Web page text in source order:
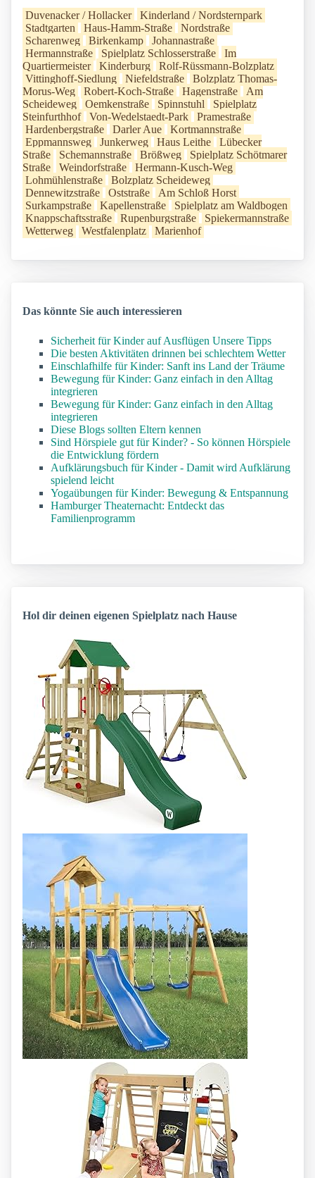
Duvenacker / Hollacker
Kinderland / Nordsternpark
Stadtgarten
Haus-Hamm-Straße
Nordstraße
Scharenweg
Birkenkamp
Johannastraße
Hermannstraße
Spielplatz Schlosserstraße
Im
Quartiermeister
Kinderburg
Rolf-Rüssmann-Bolzplatz
Vittinghoff-Siedlung
Niefeldstraße
Bolzplatz Thomas-
Morus-Weg
Robert-Koch-Straße Hagenstraße
Am
Scheideweg
Oemkenstraße Spinnstuhl
Spielplatz
Steinfurthhof
Von-Wedelstaedt-Park
Pramestraße
Hardenbergstraße
Darler Aue
Kortmannstraße
Eppmannsweg
Junkerweg Haus Leithe
Lübecker
Straße
Schemannstraße Brößweg
Spielplatz Schötmarer
Straße
Weindorfstraße
Hermann-Kusch-Weg
Lohmühlenstraße
Bolzplatz Scheideweg
Dennewitzstraße
Oststraße
Am Schloß Horst
Surkampstraße
Kapellenstraße
Spielplatz am Waldbogen
Knappschaftsstraße
Rupenburgstraße
Spiekermannstraße
Wetterweg
Westfalenplatz Marienhof
Das könnte Sie auch interessieren
Sicherheit für Kinder auf Ausflügen Unsere Tipps
Die besten Aktivitäten drinnen bei schlechtem Wetter
Einschlafhilfe für Kinder: Sanft ins Land der Träume
Bewegung für Kinder: Ganz einfach in den Alltag
integrieren
Bewegung für Kinder: Ganz einfach in den Alltag
integrieren
Diese Blogs sollten Eltern kennen
Sind Hörspiele gut für Kinder? - So können Hörspiele
die Entwicklung fördern
Aufklärungsbuch für Kinder - Damit wird Aufklärung
spielend leicht
Yogaübungen für Kinder: Bewegung & Entspannung
Hamburger Theaternacht: Entdeckt das
Familienprogramm
Hol dir deinen eigenen Spielplatz nach Hause